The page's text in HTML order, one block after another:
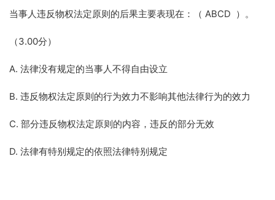
当事人违反物权法定原则的后果主要表现在：（ ABCD ）。
（3.00分）
A. 法律没有规定的当事人不得自由设立
B. 违反物权法定原则的行为效力不影响其他法律行为的效力
C. 部分违反物权法定原则的内容，违反的部分无效
D. 法律有特别规定的依照法律特别规定